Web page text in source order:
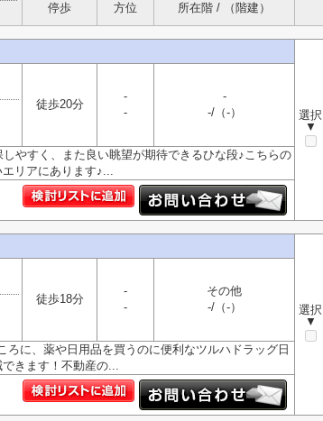
停歩
方位
所在階 / （階建）
選択
▼
徒歩20分
-
-
-
-/（-）
やすく、また良い眺望が期待できるひな段♪こちらの
リアにあります♪...
選択
▼
徒歩18分
-
-
その他
-/（-）
に、薬や日用品を買うのに便利なツルハドラッグ日
きます！不動産の...